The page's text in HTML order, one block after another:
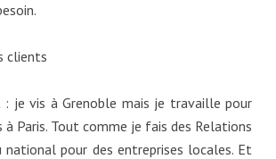
clients
: je vis à Grenoble mais je travaille pour
à Paris. Tout comme je fais des Relations
national pour des entreprises locales. Et